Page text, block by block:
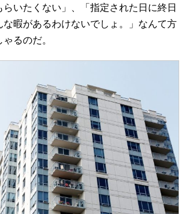
いたくない」、「指定された日に終日
な暇があるわけないでしょ。」なんて方
るのだ。